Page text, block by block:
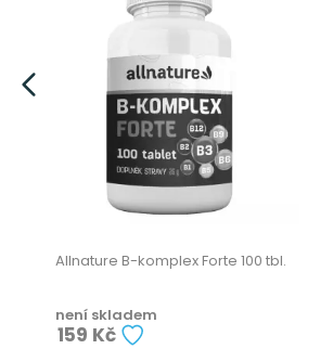
Allnature B-komplex Forte 100 tbl.
není skladem
159 Kč